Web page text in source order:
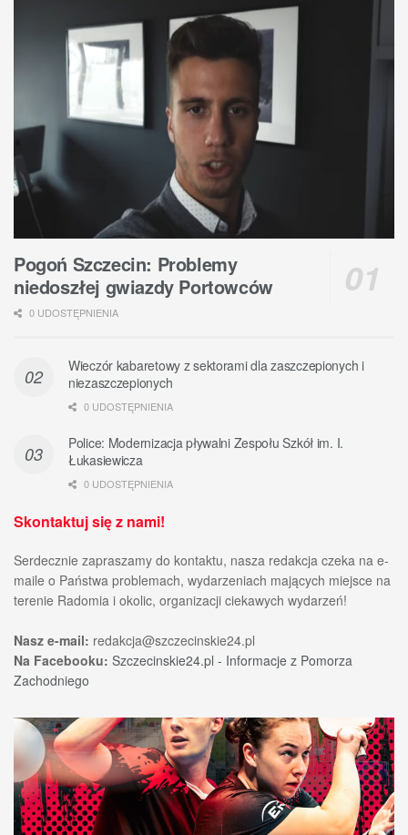
Pogoń Szczecin: Problemy
niedoszłej gwiazdy Portowców
0 UDOSTĘPNIENIA
Wieczór kabaretowy z sektorami dla zaszczepionych i
niezaszczepionych
0 UDOSTĘPNIENIA
Police: Modernizacja pływalni Zespołu Szkół im. I.
Łukasiewicza
0 UDOSTĘPNIENIA
Skontaktuj się z nami!
Serdecznie zapraszamy do kontaktu, nasza redakcja czeka na e-
maile o Państwa problemach, wydarzeniach mających miejsce na
terenie Radomia i okolic, organizacji ciekawych wydarzeń!
Nasz e-mail: redakcja@szczecinskie24.pl
Na Facebooku: Szczecinskie24.pl - Informacje z Pomorza
Zachodniego